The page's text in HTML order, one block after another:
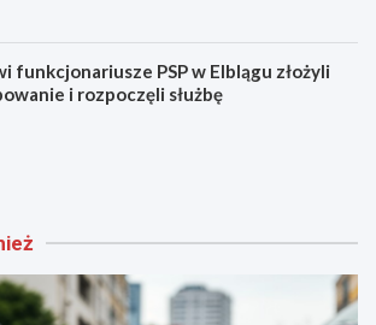
funkcjonariusze PSP w Elblągu złożyli
i rozpoczęli służbę